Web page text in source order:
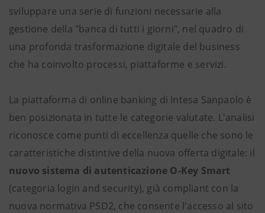
sviluppare una serie di funzioni necessarie alla
gestione della "banca di tutti i giorni", nel quadro di
una profonda trasformazione digitale del business
che ha coinvolto processi, piattaforme e servizi.
La piattaforma di online banking di Intesa Sanpaolo è
ben posizionata in tutte le categorie valutate. L'analisi
riconosce come punti di eccellenza quelle che sono le
caratteristiche distintive della nuova offerta digitale: il
nuovo sistema di autenticazione O-Key Smart
(categoria login and security), già compliant con la
nuova normativa PSD2, che consente l'accesso al sito